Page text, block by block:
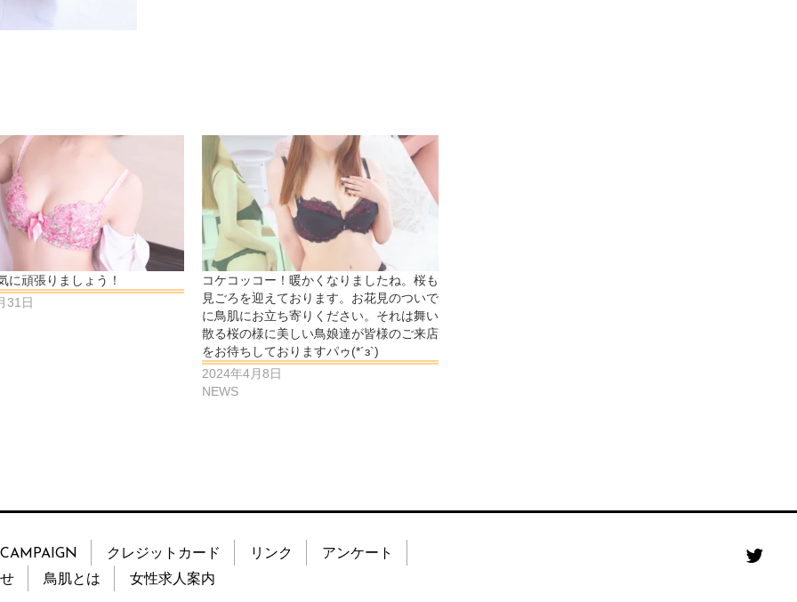
に頑張りましょう！
31日
コケコッコー！暖かくなりましたね。桜も
見ごろを迎えております。お花見のついで
に鳥肌にお立ち寄りください。それは舞い
散る桜の様に美しい鳥娘達が皆様のご来店
をお待ちしておりますパゥ(*´з`)
2024年4月8日
NEWS
CAMPAIGN クレジットカード リンク
アンケート
鳥肌とは 女性求人案内